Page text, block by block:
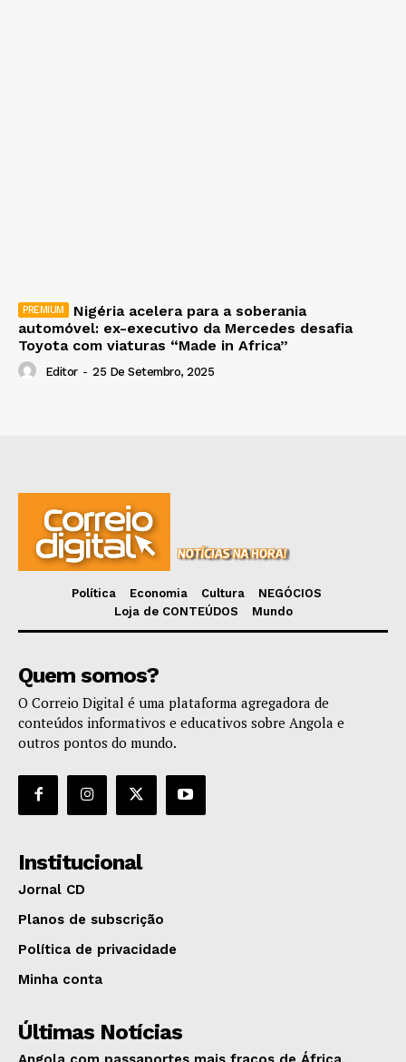
Nigéria acelera para a soberania
automóvel: ex-executivo da Mercedes desafia
Toyota com viaturas “Made in Africa”
Editor - 25 De Setembro, 2025
Política Economia Cultura
NEGÓCIOS
Loja de CONTEÚDOS
Mundo
Quem somos?
O Correio Digital é uma plataforma agregadora de
conteúdos informativos e educativos sobre Angola e
outros pontos do mundo.
Institucional
Jornal CD
Planos de subscrição
Política de privacidade
Minha conta
Últimas Notícias